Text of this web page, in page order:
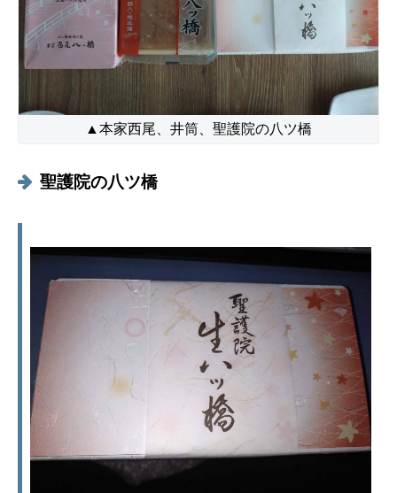
▲本家西尾、井筒、聖護院の八ツ橋
聖護院の八ツ橋